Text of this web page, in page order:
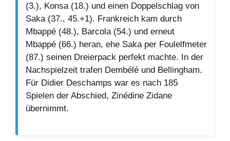
(3.), Konsa (18.) und einen Doppelschlag von
Saka (37., 45.+1). Frankreich kam durch
Mbappé (48.), Barcola (54.) und erneut
Mbappé (66.) heran, ehe Saka per Foulelfmeter
(87.) seinen Dreierpack perfekt machte. In der
Nachspielzeit trafen Dembélé und Bellingham.
Für Didier Deschamps war es nach 185
Spielen der Abschied, Zinédine Zidane
übernimmt.